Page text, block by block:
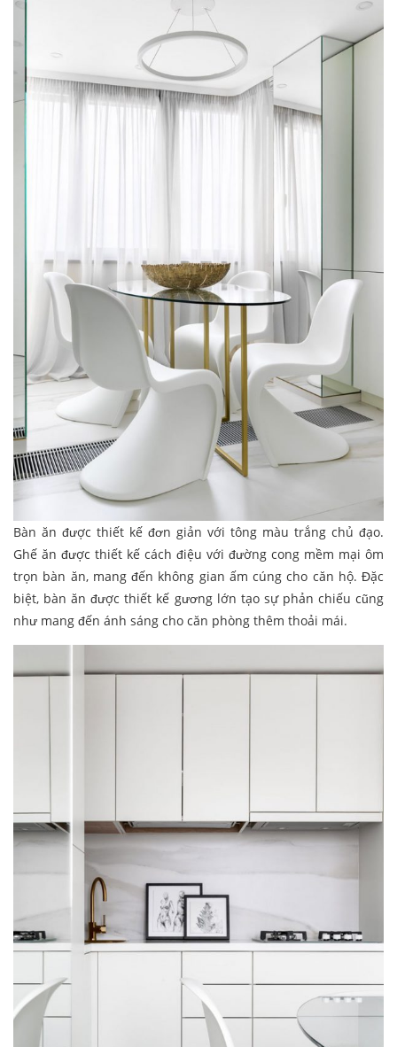
Bàn ăn được thiết kế đơn giản với tông màu trắng chủ đạo.
Ghế ăn được thiết kế cách điệu với đường cong mềm mại ôm
trọn bàn ăn, mang đến không gian ấm cúng cho căn hộ. Đặc
biệt, bàn ăn được thiết kế gương lớn tạo sự phản chiếu cũng
như mang đến ánh sáng cho căn phòng thêm thoải mái.